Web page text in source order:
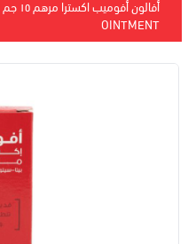
OINTMENT